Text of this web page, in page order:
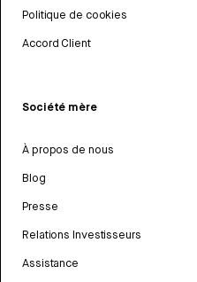
Politique de cookies
Accord Client
Société mère
À propos de nous
Blog
Presse
Relations Investisseurs
Assistance